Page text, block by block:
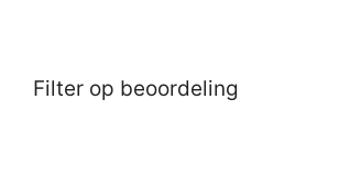
Filter op beoordeling